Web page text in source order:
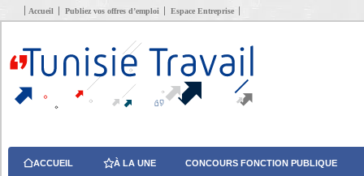
Accueil Publiez vos offres d’emploi Espace Entreprise
ACCUEIL À LA UNE CONCOURS FONCTION PUBLIQUE